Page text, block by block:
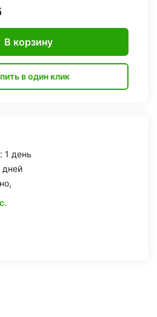
В корзину
в один клик
1 день
дней